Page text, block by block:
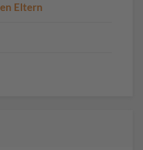
Eltern